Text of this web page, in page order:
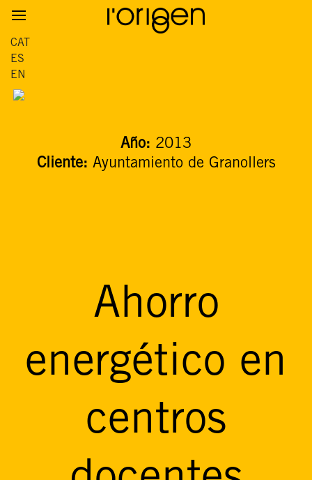
CAT
ES
EN
Año: 2013
Cliente: Ayuntamiento de Granollers
Ahorro
energético en
centros